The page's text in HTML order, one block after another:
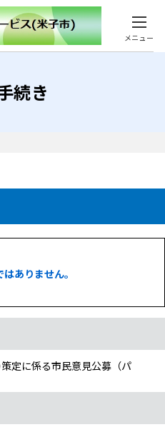
メニュー
続き
ありません。
定に係る市民意見公募（パ